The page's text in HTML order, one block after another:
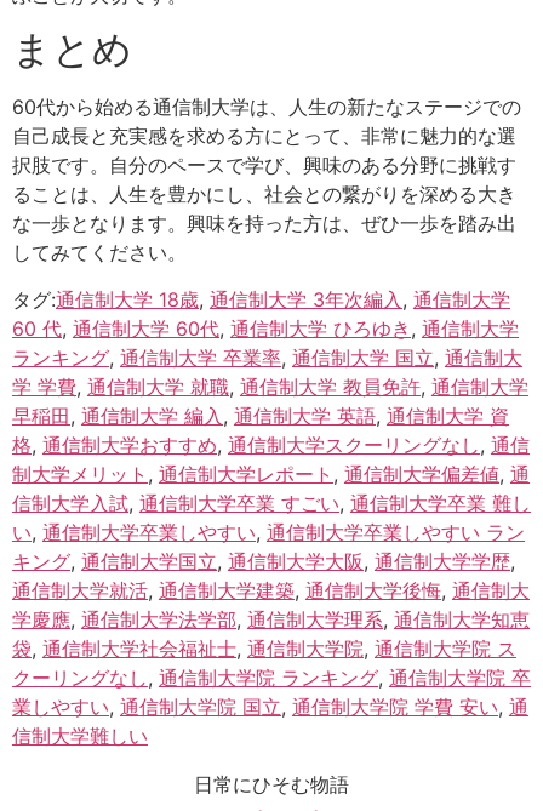
まとめ
60代から始める通信制大学は、人生の新たなステージでの
自己成長と充実感を求める方にとって、非常に魅力的な選
択肢です。自分のペースで学び、興味のある分野に挑戦す
ることは、人生を豊かにし、社会との繋がりを深める大き
な一歩となります。興味を持った方は、ぜひ一歩を踏み出
してみてください。
タグ:通信制大学 18歳, 通信制大学 3年次編入 , 通信制大学
60 代, 通信制大学 60代, 通信制大学 ひろゆき , 通信制大学
ランキング, 通信制大学 卒業率, 通信制大学 国立, 通信制大
学 学費, 通信制大学 就職, 通信制大学 教員免許, 通信制大学
早稲田, 通信制大学 編入 , 通信制大学 英語, 通信制大学 資
格, 通信制大学おすすめ, 通信制大学スクーリングなし, 通信
制大学メリット , 通信制大学レポート , 通信制大学偏差値, 通
信制大学入試, 通信制大学卒業 すごい, 通信制大学卒業 難し
い, 通信制大学卒業しやすい, 通信制大学卒業しやすい ラン
キング, 通信制大学国立, 通信制大学大阪, 通信制大学学歴,
通信制大学就活, 通信制大学建築, 通信制大学後悔, 通信制大
学慶應, 通信制大学法学部, 通信制大学理系, 通信制大学知恵
袋, 通信制大学社会福祉士, 通信制大学院, 通信制大学院 ス
クーリングなし, 通信制大学院 ランキング, 通信制大学院 卒
業しやすい, 通信制大学院 国立, 通信制大学院 学費 安い, 通
信制大学難しい
日常にひそむ物語